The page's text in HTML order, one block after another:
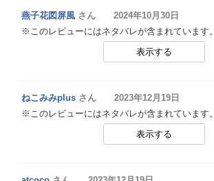
燕子花図屏風 さん 2024年10月30日
※このレビューにはネタバレが含まれています。
表示する
ねこみみplus さん 2023年12月19日
※このレビューにはネタバレが含まれています。
表示する